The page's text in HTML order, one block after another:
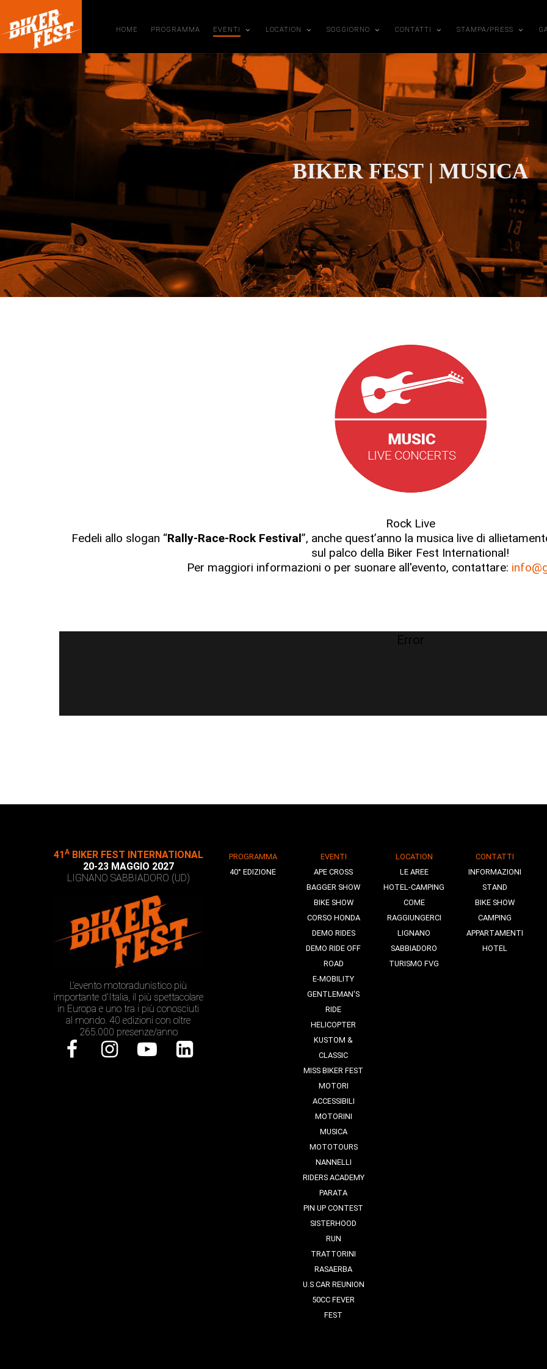
HOME PROGRAMMA EVENTI LOCATION SOGGIORNO CONTATTI STAMPA/PRESS
BIKER FEST | MUSICA
Rock Live
Fedeli allo slogan “Rally-Race-Rock Festival”, anche quest’anno la musica live di
sul palco della Biker Fest International!
Per maggiori informazioni o per suonare all'evento, contattare:
Error
41ABIKER FEST INTERNATIONAL
20-23 MAGGIO 2027
LIGNANO SABBIADORO (UD)
L’evento motoradunistico più
importante d’Italia, il più spettacolare
in Europa e uno tra i più conosciuti
al mondo. 40 edizioni con oltre
265.000 presenze/anno
PROGRAMMA
40° EDIZIONE
EVENTI
APE CROSS
BAGGER SHOW
BIKE SHOW
CORSO HONDA
DEMO RIDES
DEMO RIDE OFF
ROAD
E-MOBILITY
GENTLEMAN'S
RIDE
HELICOPTER
KUSTOM &
CLASSIC
MISS BIKER FEST
MOTORI
ACCESSIBILI
MOTORINI
MUSICA
MOTOTOURS
NANNELLI
RIDERS ACADEMY
PARATA
PIN UP CONTEST
SISTERHOOD
RUN
TRATTORINI
RASAERBA
U.S CAR REUNION
50CC FEVER
FEST
LOCATION
LE AREE
HOTEL-CAMPING
COME
RAGGIUNGERCI
LIGNANO
SABBIADORO
TURISMO FVG
CONTATTI
INFORMAZIONI
STAND
BIKE SHOW
CAMPING
APPARTAMENTI
HOTEL